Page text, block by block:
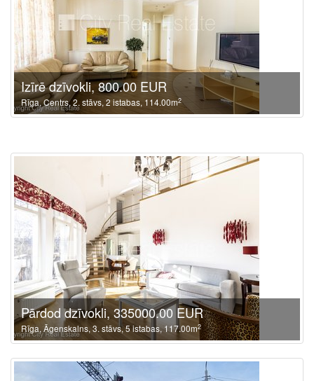
Izīrē dzīvokli, 800.00 EUR
Rīga, Centrs, 2. stāvs, 2 istabas, 114.00m2
Pārdod dzīvokli, 335000.00 EUR
Rīga, Āgenskalns, 3. stāvs, 5 istabas, 117.00m2